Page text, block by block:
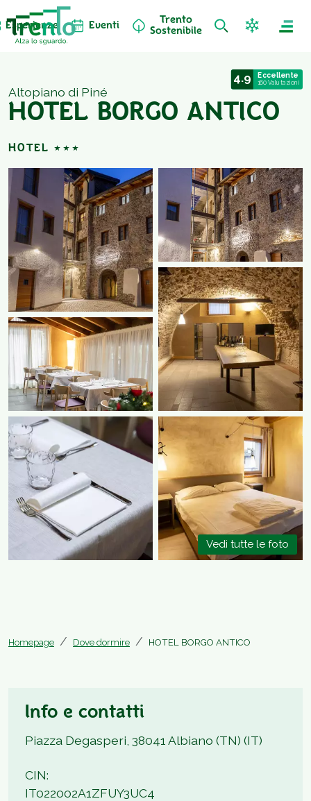
Esperienze Eventi
Trento
Sostenibile
Altopiano di Piné
HOTEL BORGO ANTICO
HOTEL
4.9 Eccellente
160 Valutazioni
Vedi tutte le foto
Homepage Dove dormire HOTEL BORGO ANTICO
Info e contatti
Piazza Degasperi, 38041 Albiano (TN) (IT)
CIN:
IT022002A1ZFUY3UC4